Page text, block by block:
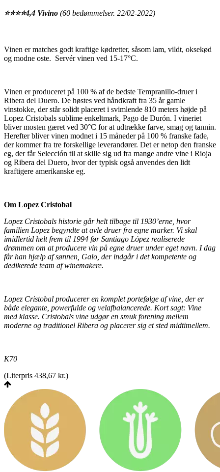
⭐️⭐️⭐️⭐️4,4 Vivino (60 bedømmelser. 22/02-2022)
Vinen er matches godt kraftige kødretter, såsom lam, vildt, oksekød
og modne oste. Servér vinen ved 15-17°C.
Vinen er produceret på 100 % af de bedste Tempranillo-druer i
Ribera del Duero. De høstes ved håndkraft fra 35 år gamle
vinstokke, der står solidt placeret i svimlende 810 meters højde på
Lopez Cristobals sublime enkeltmark, Pago de Durón. I vineriet
bliver mosten gæret ved 30°C for at udtrække farve, smag og tannin.
Herefter bliver vinen modnet i 15 måneder på 100 % franske fade,
der kommer fra tre forskellige leverandører. Det er netop den franske
eg, der får Selección til at skille sig ud fra mange andre vine i Rioja
og Ribera del Duero, hvor der typisk også anvendes den lidt
kraftigere amerikanske eg.
Om Lopez Cristobal
Lopez Cristobals historie går helt tilbage til 1930’erne, hvor
familien Lopez begyndte at avle druer fra egne marker. Vi skal
imidlertid helt frem til 1994 før Santiago López realiserede
drømmen om at producere vin på egne druer under eget navn. I dag
får han hjælp af sønnen, Galo, der indgår i det kompetente og
dedikerede team af winemakere.
Lopez Cristobal producerer en komplet portefølge af vine, der er
både elegante, powerfulde og velafbalancerede. Kort sagt: Vine
med klasse. Cristobals vine udgør en smuk forening mellem
moderne og traditionel Ribera og placerer sig et sted midtimellem.
K70
(Literpris 438,67 kr.)